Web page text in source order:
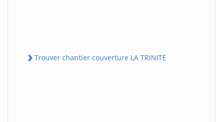
Trouver chantier couverture LA TRINITE